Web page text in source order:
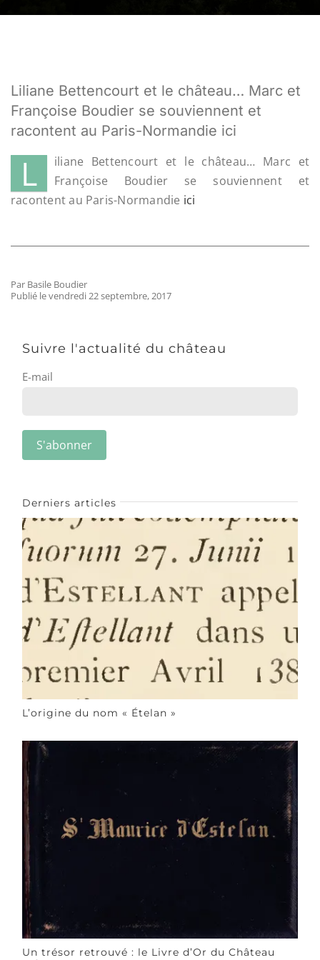
Liliane Bettencourt et le château… Marc et
Françoise Boudier se souviennent et
racontent au Paris-Normandie ici
L
iliane Bettencourt et le château… Marc et
Françoise Boudier se souviennent et
racontent au Paris-Normandie ici
Par Basile Boudier
Publié le vendredi 22 septembre, 2017
Suivre l'actualité du château
E-mail
Derniers articles
L’origine du nom « Ételan »
Un trésor retrouvé : le Livre d’Or du Château